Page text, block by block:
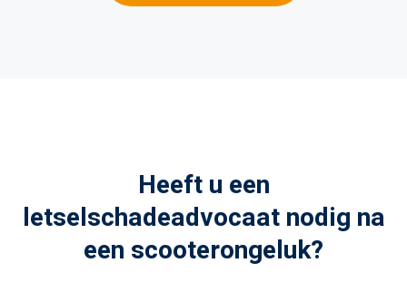
Heeft u een
letselschadeadvocaat nodig na
een scooterongeluk?